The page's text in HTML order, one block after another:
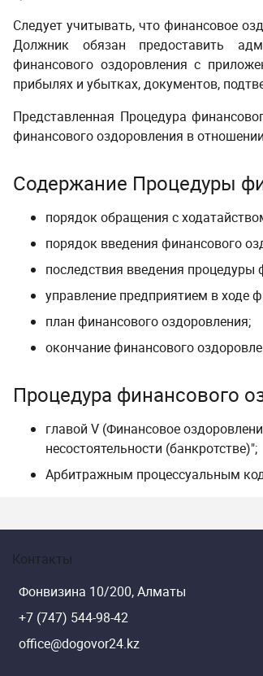
Следует учитывать, что финансовое
Должник обязан предоставить
финансового оздоровления с
прибылях и убытках, документов,
Представленная Процедура
финансового оздоровления в
Содержание Процедуры
порядок обращения с
порядок введения финансового
последствия введения процедуры
управление предприятием в ходе
план финансового оздоровления;
окончаниефинансового
Процедура финансового
главой V (Финансовое
несостоятельности (банкротстве)";
Арбитражным процессуальным
Контакты
Фонвизина 10/200, Алматы
+7 (747) 544-98-42
office@dogovor24.kz